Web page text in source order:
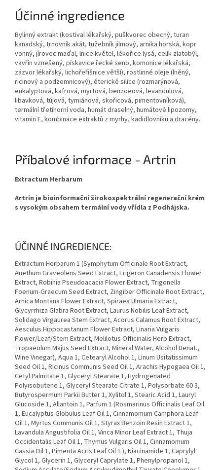
Účinné ingredience
Bylinný extrakt (kostival lékařský, puškvorec obecný, turan
kanadský, trnovník akát, tužebník jilmový, arnika horská, kopr
vonný, jírovec maďal, lnice květel, lékořice lysá, celík zlatobýl,
vavřín vznešený, pískavice řecké seno, komonice lékařská,
zázvor lékařský, lichořeřišnice větší), rostlinné oleje (lněný,
ricinový a podzemnicový), éterické silice (rozmarýnová,
eukalyptová, kafrová, myrtová, benzoeová, levandulová,
libavková, tújová, tymiánová, skořicová, pimentovníková),
termální třetihorní voda, humát draselný, humátové lipozomy,
vitamin E, kombinace extraktů z myrhy, kadidlovníku a dracény.
Příbalové informace - Artrin
Extractum Herbarum
Artrin je bioinformační širokospektrální regenerační krém
s vysokým obsahem termální vody vřídla z Podhájska.
ÚČINNÉ INGREDIENCE:
Extractum Herbarum 1 (Symphytum Officinale Root Extract,
Anethum Graveolens Seed Extract, Erigeron Canadensis Flower
Extract, Robinia Pseudoacacia Flower Extract, Trigonella
Foenum-Graecum Seed Extract, Zingiber Officinale Root Extract,
Arnica Montana Flower Extract, Spiraea Ulmaria Extract,
Glycyrrhiza Glabra Root Extract, Laurus Nobilis Leaf Extract,
Solidago Virgaurea Stem Extract, Acorus Calamus Root Extract,
Aesculus Hippocastanum Flower Extract, Linaria Vulgaris
Flower/Leaf/Stem Extract, Melilotus Officinalis Herb Extract,
Tropaeolum Majus Seed Extract, Mineral Water, Alcohol Denat.,
Wine Vinegar), Aqua 1, Cetearyl Alcohol1, Linum Usitatissimum
Seed Oil1, Ricinus Communis Seed Oil1, Arachis Hypogaea Oil1,
Cetyl Palmitate 1, Glyceryl Stearate 1, Hydrogenated
Polyisobutene 1, Glyceryl Stearate Citrate 1, Polysorbate 603,
Butyrospermum Parkii Butter1, Xylitol1, Stearic Acid 1, Lauryl
Glucoside 1, Allantoin 1, Parfum 1 (Rosmarinus Officinalis Leaf Oil
1, Eucalyptus Globulus Leaf Oil1, Cinnamomum Camphora Leaf
Oil1, Myrtus Communis Oil1, Styrax Benzoin Resin Extract1,
Lavandula Angustifolia Oil1, Vinca Minor Leaf Extract1, Thuja
Occidentalis Leaf Oil1, Thymus Vulgaris Oil1, Cinnamomum
Cassia Oil1, Pimenta Acris Leaf Oil1 ), Niacinamide 1, Caprylyl
Glycol1, Glycerin 1, Glyceryl Caprylate 1, Phenylpropanol1,